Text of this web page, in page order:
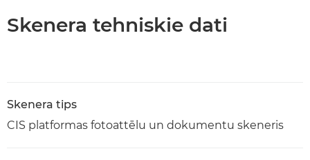
Skenera tehniskie dati
Skenera tips
CIS platformas fotoattēlu un dokumentu skeneris